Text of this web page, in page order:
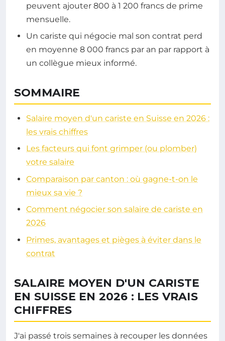
peuvent ajouter 800 à 1 200 francs de prime
mensuelle.
Un cariste qui négocie mal son contrat perd
en moyenne 8 000 francs par an par rapport à
un collègue mieux informé.
SOMMAIRE
Salaire moyen d'un cariste en Suisse en 2026 :
les vrais chiffres
Les facteurs qui font grimper (ou plomber)
votre salaire
Comparaison par canton : où gagne-t-on le
mieux sa vie ?
Comment négocier son salaire de cariste en
2026
Primes, avantages et pièges à éviter dans le
contrat
SALAIRE MOYEN D'UN CARISTE
EN SUISSE EN 2026 : LES VRAIS
CHIFFRES
J'ai passé trois semaines à recouper les données